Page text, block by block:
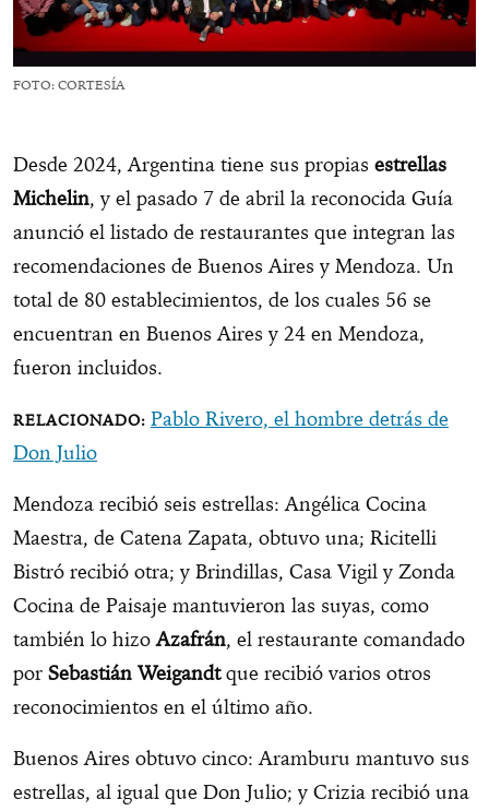
FOTO: CORTESÍA
Desde 2024, Argentina tiene sus propias estrellas
Michelin, y el pasado 7 de abril la reconocida Guía
anunció el listado de restaurantes que integran las
recomendaciones de Buenos Aires y Mendoza. Un
total de 80 establecimientos, de los cuales 56 se
encuentran en Buenos Aires y 24 en Mendoza,
fueron incluidos.
Pablo Rivero, el hombre detrás de
Don Julio
Mendoza recibió seis estrellas: Angélica Cocina
Maestra, de Catena Zapata, obtuvo una; Ricitelli
Bistró recibió otra; y Brindillas, Casa Vigil y Zonda
Cocina de Paisaje mantuvieron las suyas, como
también lo hizoAzafrán, el restaurante comandado
por Sebastián Weigandtque recibió varios otros
reconocimientos en el último año.
Buenos Aires obtuvo cinco: Aramburu mantuvo sus
estrellas, al igual que Don Julio; y Crizia recibió una